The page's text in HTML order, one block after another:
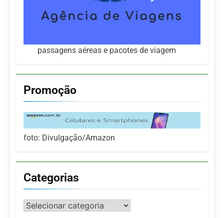
passagens aéreas e pacotes de viagem
Promoção
foto: Divulgação/Amazon
Categorias
Categorias